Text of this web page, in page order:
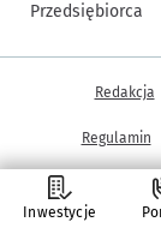
Inwestycje
Przedsiębiorca
©
Inne
Redakcja
Regulamin